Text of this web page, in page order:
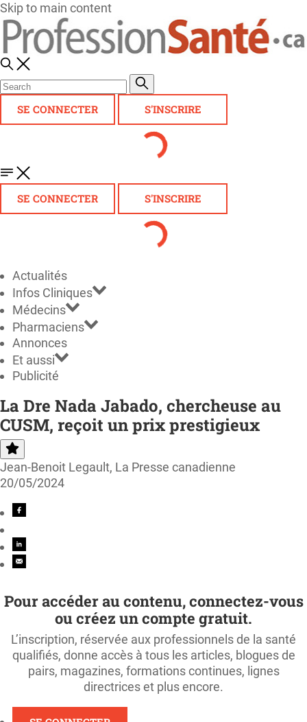
Skip to main content
SE CONNECTER S'INSCRIRE
SE CONNECTER S'INSCRIRE
Actualités
Infos Cliniques
Médecins
Pharmaciens
Annonces
Et aussi
Publicité
La Dre Nada Jabado, chercheuse au
CUSM, reçoit un prix prestigieux
Jean-Benoit Legault, La Presse canadienne
20/05/2024
Pour accéder au contenu, connectez-vous
ou créez un compte gratuit.
L’inscription, réservée aux professionnels de la santé
qualifiés, donne accès à tous les articles, blogues de
pairs, magazines, formations continues, lignes
directrices et plus encore.